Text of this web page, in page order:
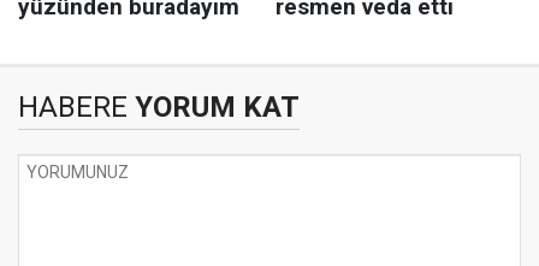
HABERE YORUM KAT